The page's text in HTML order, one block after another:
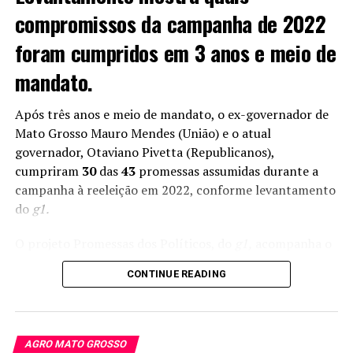
compromissos da campanha de 2022
foram cumpridos em 3 anos e meio de
mandato.
Após três anos e meio de mandato, o ex-governador de
Mato Grosso Mauro Mendes (União) e o atual
governador, Otaviano Pivetta (Republicanos),
cumpriram 30das43 promessas assumidas durante a
campanha à reeleição em 2022, conforme levantamento
do g1.
cumprimento de compromissos assumidos pelos
candidatos a prefeituras, governos estaduais e à
Mauro Mendes, do União Brasil, renunciou em
CONTINUE READING
AGRO MATO GROSSO